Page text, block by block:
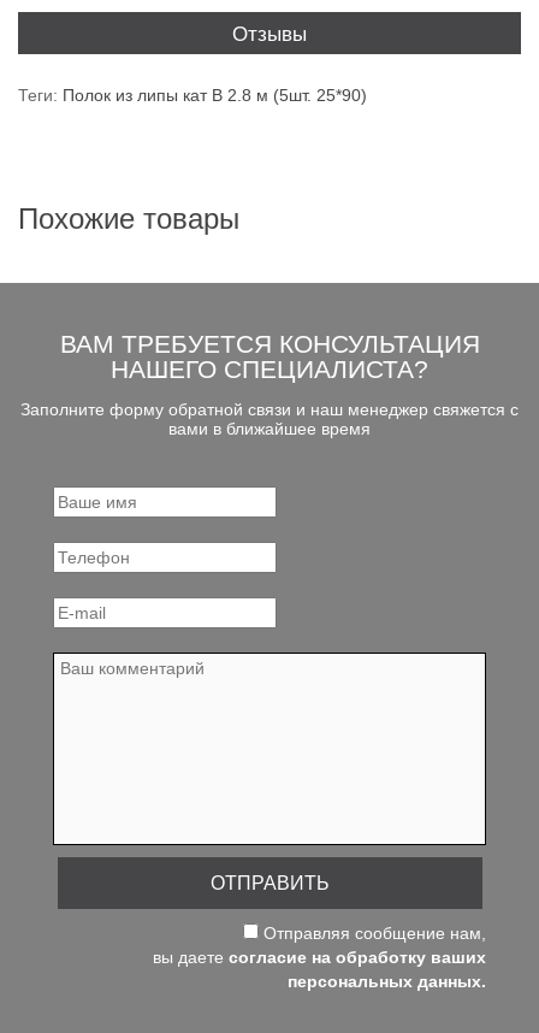
Отзывы
Теги: Полок из липы кат B 2.8 м (5шт. 25*90)
Похожие товары
ВАМ ТРЕБУЕТСЯ КОНСУЛЬТАЦИЯ
НАШЕГО СПЕЦИАЛИСТА?
Заполните форму обратной связи и наш менеджер свяжется с
вами в ближайшее время
Отправляя сообщение нам,
вы даете согласие на обработку ваших
персональных данных.
ОТПРАВИТЬ